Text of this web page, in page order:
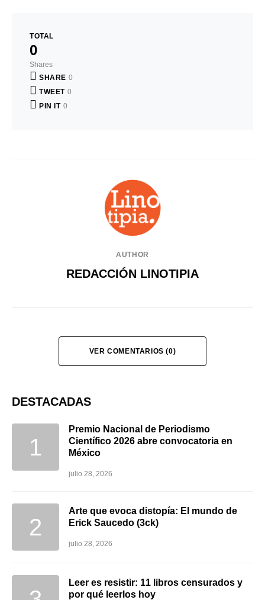
TOTAL
0
Shares
SHARE 0
TWEET 0
PIN IT 0
AUTHOR
REDACCIÓN LINOTIPIA
VER COMENTARIOS (0)
DESTACADAS
Premio Nacional de Periodismo
Científico 2026 abre convocatoria en
México
julio 28, 2026
Arte que evoca distopía: El mundo de
Erick Saucedo (3ck)
julio 28, 2026
Leer es resistir: 11 libros censurados y
por qué leerlos hoy